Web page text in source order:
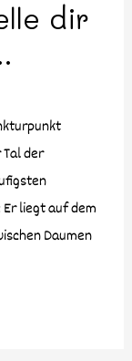
dir
Tal der
liegt auf dem
Daumen